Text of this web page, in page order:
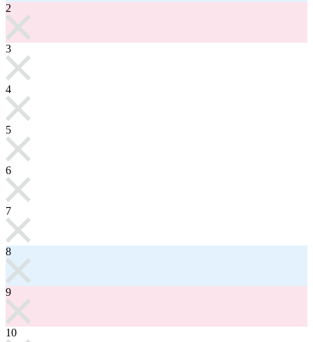
2
3
4
5
6
7
8
9
10